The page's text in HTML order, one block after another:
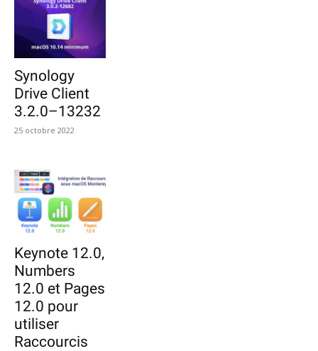
Synology
Drive Client
3.2.0–13232
25 octobre 2022
Keynote 12.0,
Numbers
12.0 et Pages
12.0 pour
utiliser
Raccourcis